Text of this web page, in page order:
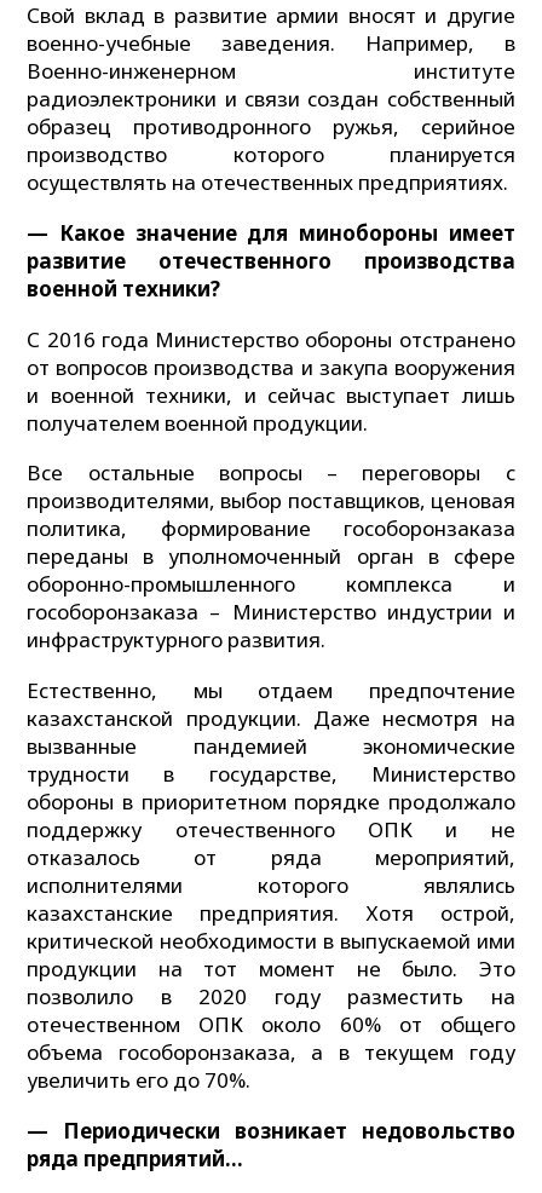
Свой вклад в развитие армии вносят и другие
военно-учебные заведения. Например, в
Военно-инженерном институте
радиоэлектроники и связи создан собственный
образец противодронного ружья, серийное
производство которого планируется
осуществлять на отечественных предприятиях.
— Какое значение для минобороны имеет
развитие отечественного производства
военной техники?
С 2016 года Министерство обороны отстранено
от вопросов производства и закупа вооружения
и военной техники, и сейчас выступает лишь
получателем военной продукции.
Все остальные вопросы – переговоры с
производителями, выбор поставщиков, ценовая
политика, формирование гособоронзаказа
переданы в уполномоченный орган в сфере
оборонно-промышленного комплекса и
гособоронзаказа – Министерство индустрии и
инфраструктурного развития.
Естественно, мы отдаем предпочтение
казахстанской продукции. Даже несмотря на
вызванные пандемией экономические
трудности в государстве, Министерство
обороны в приоритетном порядке продолжало
поддержку отечественного ОПК и не
отказалось от ряда мероприятий,
исполнителями которого являлись
казахстанские предприятия. Хотя острой,
критической необходимости в выпускаемой ими
продукции на тот момент не было. Это
позволило в 2020 году разместить на
отечественном ОПК около 60% от общего
объема гособоронзаказа, а в текущем году
увеличить его до 70%.
— Периодически возникает недовольство
ряда предприятий…